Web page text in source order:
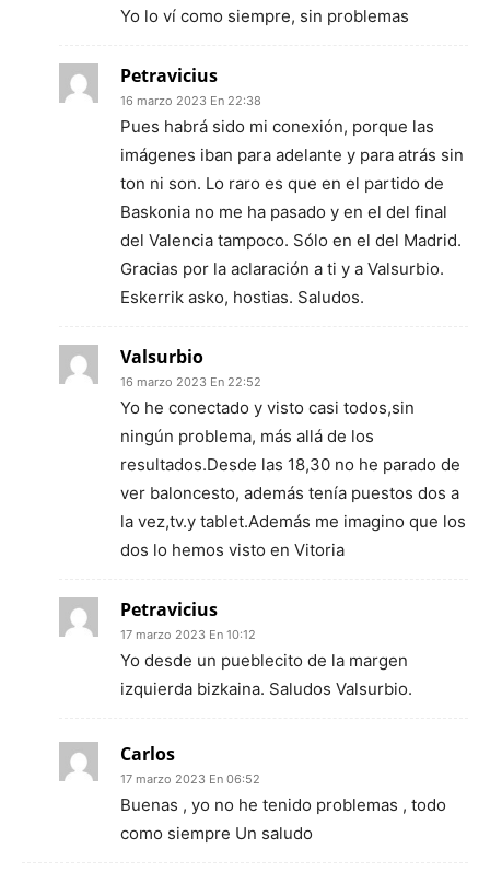
Yo lo ví como siempre, sin problemas
Petravicius
16 marzo 2023 En 22:38
Pues habrá sido mi conexión, porque las
imágenes iban para adelante y para atrás sin
ton ni son. Lo raro es que en el partido de
Baskonia no me ha pasado y en el del final
del Valencia tampoco. Sólo en el del Madrid.
Gracias por la aclaración a ti y a Valsurbio.
Eskerrik asko, hostias. Saludos.
Valsurbio
16 marzo 2023 En 22:52
Yo he conectado y visto casi todos,sin
ningún problema, más allá de los
resultados.Desde las 18,30 no he parado de
ver baloncesto, además tenía puestos dos a
la vez,tv.y tablet.Además me imagino que los
dos lo hemos visto en Vitoria
Petravicius
17 marzo 2023 En 10:12
Yo desde un pueblecito de la margen
izquierda bizkaina. Saludos Valsurbio.
Carlos
17 marzo 2023 En 06:52
Buenas , yo no he tenido problemas , todo
como siempre Un saludo